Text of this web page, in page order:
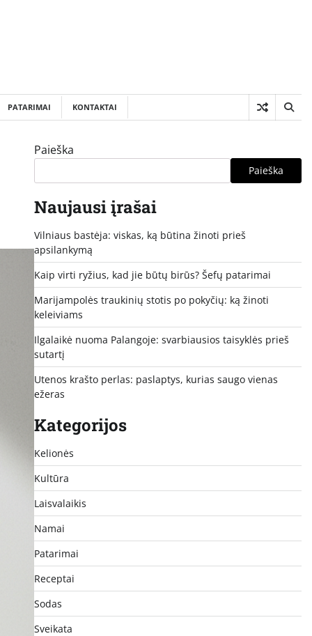
PATARIMAI KONTAKTAI
Paieška
Paieška
Naujausi įrašai
Vilniaus bastėja: viskas, ką būtina žinoti prieš
apsilankymą
Kaip virti ryžius, kad jie būtų birūs? Šefų patarimai
Marijampolės traukinių stotis po pokyčių: ką žinoti
keleiviams
Ilgalaikė nuoma Palangoje: svarbiausios taisyklės prieš
sutartį
Utenos krašto perlas: paslaptys, kurias saugo vienas
ežeras
Kategorijos
Kelionės
Kultūra
Laisvalaikis
Namai
Patarimai
Receptai
Sodas
Sveikata